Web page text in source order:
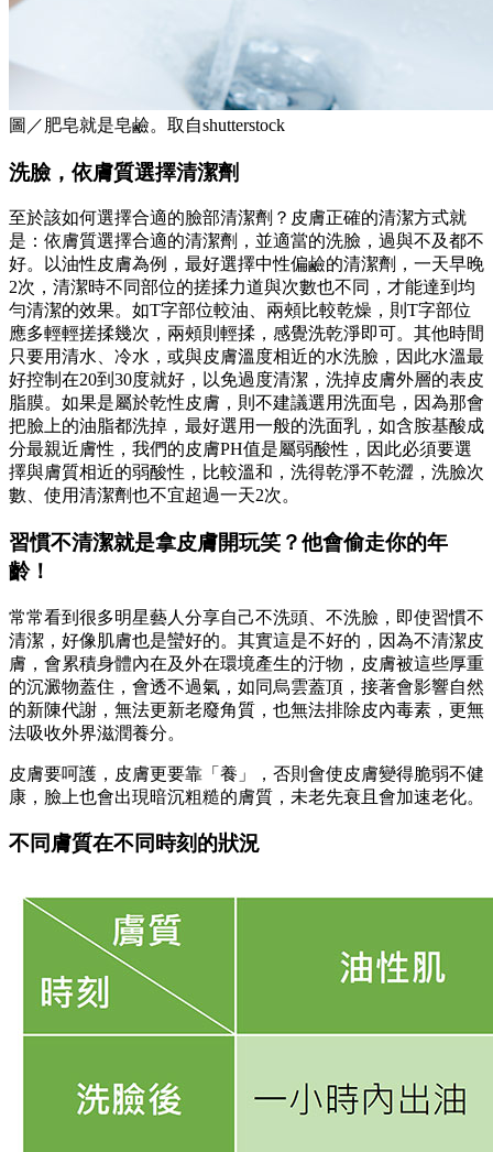
圖／肥皂就是皂鹼。取自shutterstock
洗臉，依膚質選擇清潔劑
至於該如何選擇合適的臉部清潔劑？皮膚正確的清潔方式就
是：依膚質選擇合適的清潔劑，並適當的洗臉，過與不及都不
好。以油性皮膚為例，最好選擇中性偏鹼的清潔劑，一天早晚
2次，清潔時不同部位的搓揉力道與次數也不同，才能達到均
勻清潔的效果。如T字部位較油、兩頰比較乾燥，則T字部位
應多輕輕搓揉幾次，兩頰則輕揉，感覺洗乾淨即可。其他時間
只要用清水、冷水，或與皮膚溫度相近的水洗臉，因此水溫最
好控制在20到30度就好，以免過度清潔，洗掉皮膚外層的表皮
脂膜。如果是屬於乾性皮膚，則不建議選用洗面皂，因為那會
把臉上的油脂都洗掉，最好選用一般的洗面乳，如含胺基酸成
分最親近膚性，我們的皮膚PH值是屬弱酸性，因此必須要選
擇與膚質相近的弱酸性，比較溫和，洗得乾淨不乾澀，洗臉次
數、使用清潔劑也不宜超過一天2次。
習慣不清潔就是拿皮膚開玩笑？他會偷走你的年
齡！
常常看到很多明星藝人分享自己不洗頭、不洗臉，即使習慣不
清潔，好像肌膚也是蠻好的。其實這是不好的，因為不清潔皮
膚，會累積身體內在及外在環境產生的汙物，皮膚被這些厚重
的沉澱物蓋住，會透不過氣，如同烏雲蓋頂，接著會影響自然
的新陳代謝，無法更新老廢角質，也無法排除皮內毒素，更無
法吸收外界滋潤養分。
皮膚要呵護，皮膚更要靠「養」，否則會使皮膚變得脆弱不健
康，臉上也會出現暗沉粗糙的膚質，未老先衰且會加速老化。
不同膚質在不同時刻的狀況